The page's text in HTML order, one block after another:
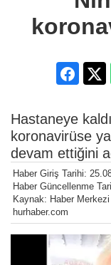
Hastaneye
koronavirüse
devam ettiğini
Haber Giriş Tarihi:
Haber Güncellenme
Kaynak: Haber Merkezi
hurhaber.com